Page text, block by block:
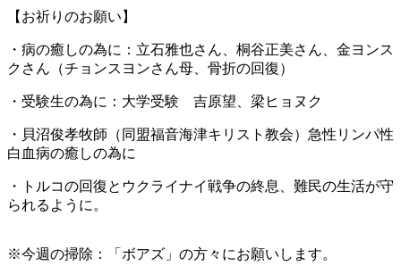
【お祈りのお願い】
・病の癒しの為に：立石雅也さん、桐谷正美さん、金ヨンス
クさん（チョンスヨンさん母、骨折の回復）
・受験生の為に：大学受験 吉原望、梁ヒョヌク
・貝沼俊孝牧師（同盟福音海津キリスト教会）急性リンパ性
白血病の癒しの為に
・トルコの回復とウクライナイ戦争の終息、難民の生活が守
られるように。
※今週の掃除：「ボアズ」の方々にお願いします。